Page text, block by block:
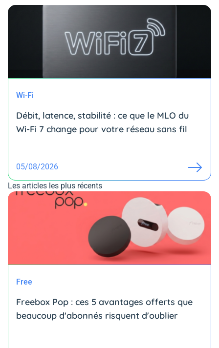
Wi-Fi
Débit, latence, stabilité : ce que le MLO du
Wi-Fi 7 change pour votre réseau sans fil
05/08/2026
Les articles les plus récents
Free
Freebox Pop : ces 5 avantages offerts que
beaucoup d'abonnés risquent d'oublier